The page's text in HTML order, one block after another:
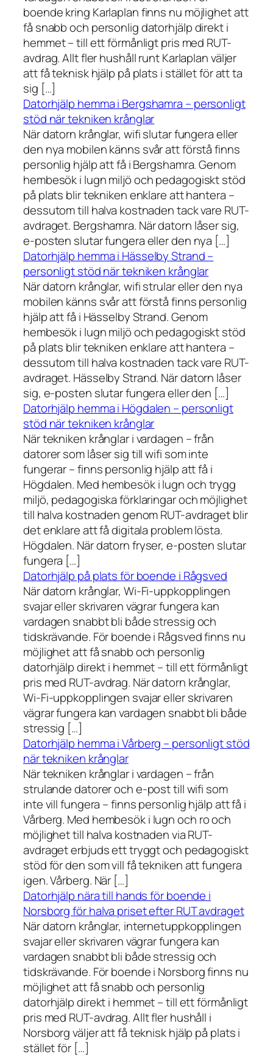
boende kring Karlaplan finns nu möjlighet att
få snabb och personlig datorhjälp direkt i
hemmet – till ett förmånligt pris med RUT-
avdrag. Allt fler hushåll runt Karlaplan väljer
att få teknisk hjälp på plats i stället för att ta
sig […]
Datorhjälp hemma i Bergshamra – personligt
stöd när tekniken krånglar
När datorn krånglar, wifi slutar fungera eller
den nya mobilen känns svår att förstå finns
personlig hjälp att få i Bergshamra. Genom
hembesök i lugn miljö och pedagogiskt stöd
på plats blir tekniken enklare att hantera –
dessutom till halva kostnaden tack vare RUT-
avdraget. Bergshamra. När datorn låser sig,
e-posten slutar fungera eller den nya […]
Datorhjälp hemma i Hässelby Strand –
personligt stöd när tekniken krånglar
När datorn krånglar, wifi strular eller den nya
mobilen känns svår att förstå finns personlig
hjälp att få i Hässelby Strand. Genom
hembesök i lugn miljö och pedagogiskt stöd
på plats blir tekniken enklare att hantera –
dessutom till halva kostnaden tack vare RUT-
avdraget. Hässelby Strand. När datorn låser
sig, e-posten slutar fungera eller den […]
Datorhjälp hemma i Högdalen – personligt
stöd när tekniken krånglar
När tekniken krånglar i vardagen – från
datorer som låser sig till wifi som inte
fungerar – finns personlig hjälp att få i
Högdalen. Med hembesök i lugn och trygg
miljö, pedagogiska förklaringar och möjlighet
till halva kostnaden genom RUT-avdraget blir
det enklare att få digitala problem lösta.
Högdalen. När datorn fryser, e-posten slutar
fungera […]
Datorhjälp på plats för boende i Rågsved
När datorn krånglar, Wi-Fi-uppkopplingen
svajar eller skrivaren vägrar fungera kan
vardagen snabbt bli både stressig och
tidskrävande. För boende i Rågsved finns nu
möjlighet att få snabb och personlig
datorhjälp direkt i hemmet – till ett förmånligt
pris med RUT-avdrag. När datorn krånglar,
Wi-Fi-uppkopplingen svajar eller skrivaren
vägrar fungera kan vardagen snabbt bli både
stressig […]
Datorhjälp hemma i Vårberg – personligt stöd
när tekniken krånglar
När tekniken krånglar i vardagen – från
strulande datorer och e-post till wifi som
inte vill fungera – finns personlig hjälp att få i
Vårberg. Med hembesök i lugn och ro och
möjlighet till halva kostnaden via RUT-
avdraget erbjuds ett tryggt och pedagogiskt
stöd för den som vill få tekniken att fungera
igen. Vårberg. När […]
Datorhjälp nära till hands för boende i
Norsborg för halva priset efter RUT avdraget
När datorn krånglar, internetuppkopplingen
svajar eller skrivaren vägrar fungera kan
vardagen snabbt bli både stressig och
tidskrävande. För boende i Norsborg finns nu
möjlighet att få snabb och personlig
datorhjälp direkt i hemmet – till ett förmånligt
pris med RUT-avdrag. Allt fler hushåll i
Norsborg väljer att få teknisk hjälp på plats i
stället för […]